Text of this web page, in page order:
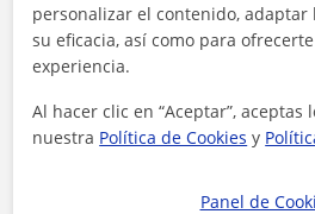
Al hacer clic, aceptas nuestro aviso legal
personalizar el contenido,
su eficacia, así como para
experiencia.
Al hacer clic en “Aceptar”, aceptas
nuestra Política de Cookies y
Panel de